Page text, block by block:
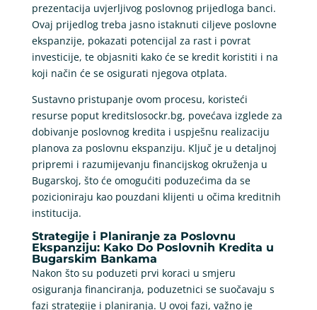
prezentacija uvjerljivog poslovnog prijedloga banci.
Ovaj prijedlog treba jasno istaknuti ciljeve poslovne
ekspanzije, pokazati potencijal za rast i povrat
investicije, te objasniti kako će se kredit koristiti i na
koji način će se osigurati njegova otplata.
Sustavno pristupanje ovom procesu, koristeći
resurse poput kreditslosockr.bg, povećava izglede za
dobivanje poslovnog kredita i uspješnu realizaciju
planova za poslovnu ekspanziju. Ključ je u detaljnoj
pripremi i razumijevanju financijskog okruženja u
Bugarskoj, što će omogućiti poduzećima da se
pozicioniraju kao pouzdani klijenti u očima kreditnih
institucija.
Strategije i Planiranje za Poslovnu
Ekspanziju: Kako Do Poslovnih Kredita u
Bugarskim Bankama
Nakon što su poduzeti prvi koraci u smjeru
osiguranja financiranja, poduzetnici se suočavaju s
fazi strategije i planiranja. U ovoj fazi, važno je